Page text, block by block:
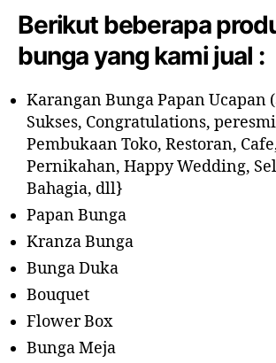
Berikut beberapa
bunga yang kami jual :
Karangan Bunga Papan Ucapan
Sukses, Congratulations,
Pembukaan Toko, Restoran,
Pernikahan, Happy Wedding,
Bahagia, dll}
Papan Bunga
Kranza Bunga
Bunga Duka
Bouquet
Flower Box
Bunga Meja